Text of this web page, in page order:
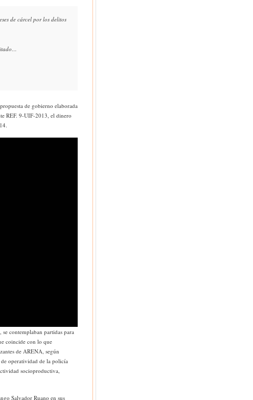
de cárcel por los delitos
de gobierno elaborada
REF. 9-UIF-2013, el dinero
contemplaban partidas para
coincide con lo que
de ARENA, según
operatividad de la policía
socioproductiva,
Salvador Ruano en sus